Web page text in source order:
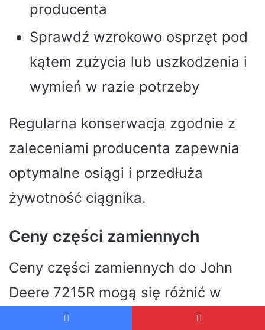
producenta
Sprawdź wzrokowo osprzęt pod
kątem zużycia lub uszkodzenia i
wymień w razie potrzeby
Regularna konserwacja zgodnie z
zaleceniami producenta zapewnia
optymalne osiągi i przedłuża
żywotność ciągnika.
Ceny części zamiennych
Ceny części zamiennych do John
Deere 7215R mogą się różnić w
zależności od regionu i dealera. W